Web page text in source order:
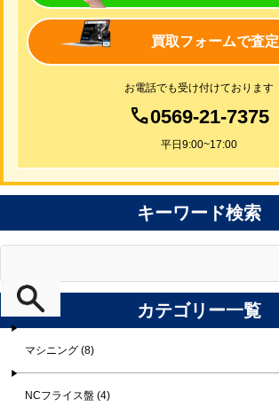
買取フォームで査定
お電話でも受け付けております
0569-21-7375
平日9:00~17:00
キーワード検索
カテゴリー一覧
マシニング (8)
NCフライス盤 (4)